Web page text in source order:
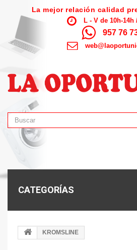
La mejor relación calidad
L - V de 10h-14h
957 76
CATEGORÍAS
KROMSLINE